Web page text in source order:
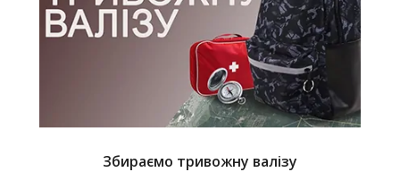
Збираємо тривожну валізу